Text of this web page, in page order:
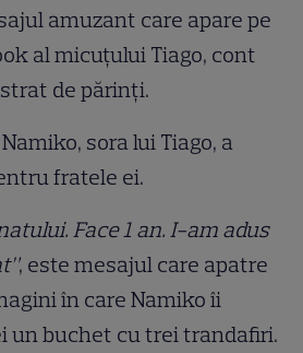
amuzant care apare pe
al micuțului Tiago, cont
de părinți.
sora lui Tiago, a
fratele ei.
Face 1 an. I-am adus
, este mesajul care apatre
în care Namiko îi
un buchet cu trei trandafiri.